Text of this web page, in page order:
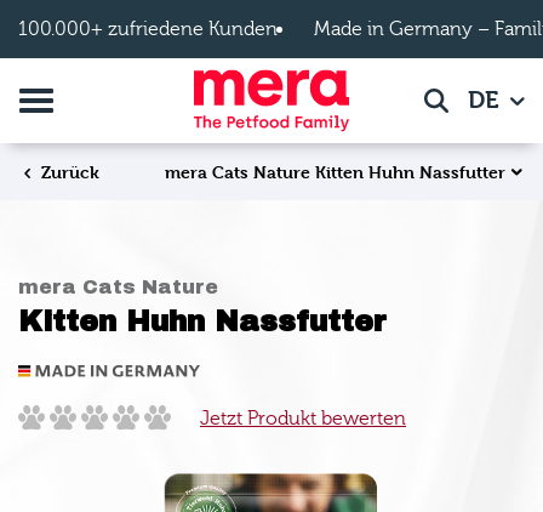
100.000+ zufriedene Kunden Made in Germany –
Navigation umschalten SucheDE
Zurück mera Cats Nature Kitten Huhn Nassfutter
mera Cats Nature
Kitten Huhn Nassfutter
Jetzt Produkt bewerten